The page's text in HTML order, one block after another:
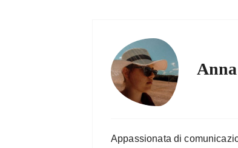
Appassionata di